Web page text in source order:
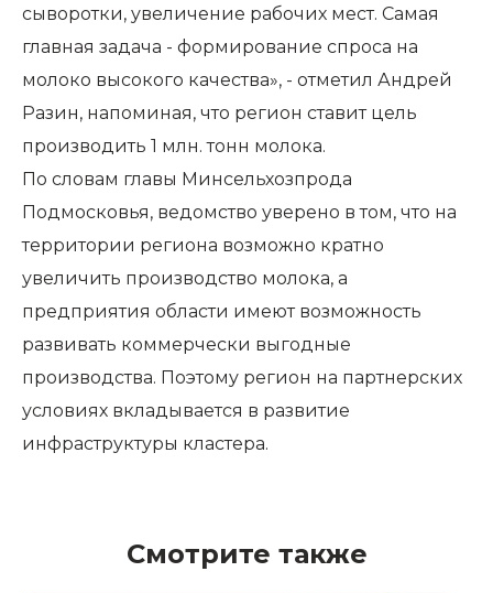
сыворотки, увеличение рабочих мест. Самая
главная задача - формирование спроса на
молоко высокого качества», - отметил Андрей
Разин, напоминая, что регион ставит цель
производить 1 млн. тонн молока.
По словам главы Минсельхозпрода
Подмосковья, ведомство уверено в том, что на
территории региона возможно кратно
увеличить производство молока, а
предприятия области имеют возможность
развивать коммерчески выгодные
производства. Поэтому регион на партнерских
условиях вкладывается в развитие
инфраструктуры кластера.
Смотрите также